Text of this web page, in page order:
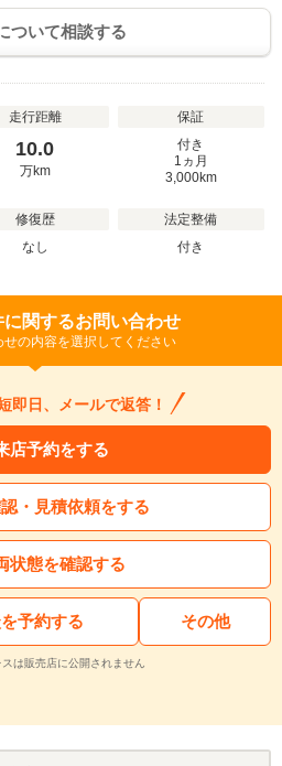
ついて相談する
走行距離
10.0
万km
保証
付き
1ヵ月
3,000km
修復歴
なし
法定整備
付き
に関するお問い合わせ
せの内容を選択してください
即日、メールで返答！
店予約をする
・見積依頼をする
状態を確認する
予約する その他
は販売店に公開されません